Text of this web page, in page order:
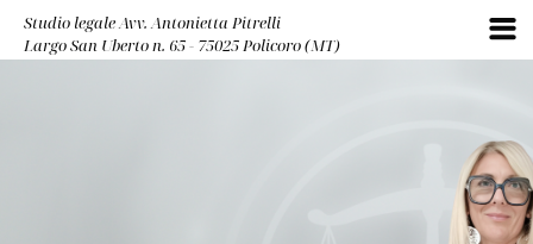
Studio legale Avv. Antonietta Pitrelli
Largo San Uberto n. 65 - 75025 Policoro (MT)